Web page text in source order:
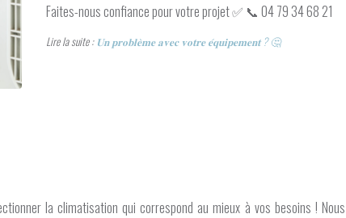
Faites-nous confiance pour votre projet ✅ 📞 04 79 34 68 21
Lire la suite : 𝐔𝐧 𝐩𝐫𝐨𝐛𝐥𝐞̀𝐦𝐞 𝐚𝐯𝐞𝐜 𝐯𝐨𝐭𝐫𝐞 𝐞́𝐪𝐮𝐢𝐩𝐞𝐦𝐞𝐧𝐭 ? 🤔
la climatisation qui correspond au mieux à vos besoins ! Nous